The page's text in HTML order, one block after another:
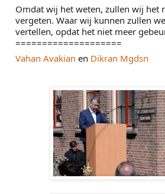
Omdat wij het weten, zullen wij het
vergeten. Waar wij kunnen zullen
vertellen, opdat het niet meer
====================
Vahan Avakian en Dikran Mgdsn